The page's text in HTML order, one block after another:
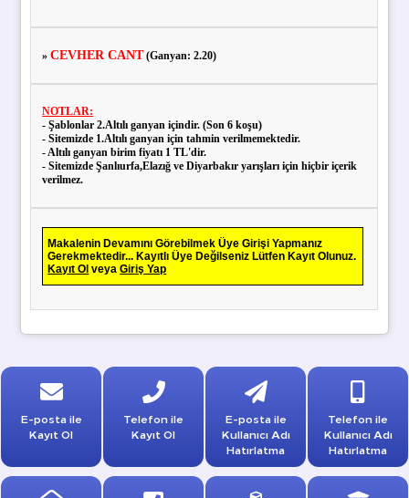
»CEVHER CANT(Ganyan: 2.20)
NOTLAR:
- Şablonlar 2.Altılı ganyan içindir. (Son 6 koşu)
- Sitemizde 1.Altılı ganyan için tahmin verilmemektedir.
- Altılı ganyan birim fiyatı 1 TL'dir.
- Sitemizde Şanlıurfa,Elazığ ve Diyarbakır yarışları için hiçbir içerik
verilmez.
Makalenin Devamını Görebilmek Üye Girişi Yapmanız
Gerekmektedir... Kayıtlı Üye Değilseniz Lütfen Kayıt Olunuz.
Kayıt Ol veyaGiriş Yap
E-posta ile
Kayıt Ol
Telefon ile
Kayıt Ol
E-posta ile
Kullanıcı Adı
Hatırlatma
Telefon ile
Kullanıcı Adı
Hatırlatma